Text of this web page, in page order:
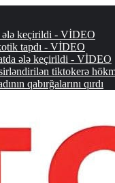
ələ keçirildi - VİDEO
tapdı - VİDEO
ələ keçirildi - VİDEO
tiktokerə
qabırğalarını qırdı